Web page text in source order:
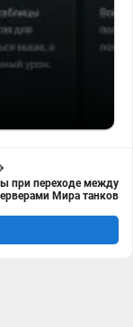
при переходе между
Мира танков